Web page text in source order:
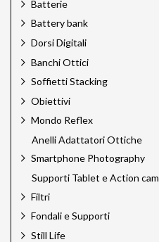
Batterie
Battery bank
Dorsi Digitali
Banchi Ottici
Soffietti Stacking
Obiettivi
Mondo Reflex
Anelli Adattatori Ottiche
Smartphone Photography
Supporti Tablet e Action cam
Filtri
Fondali e Supporti
Still Life